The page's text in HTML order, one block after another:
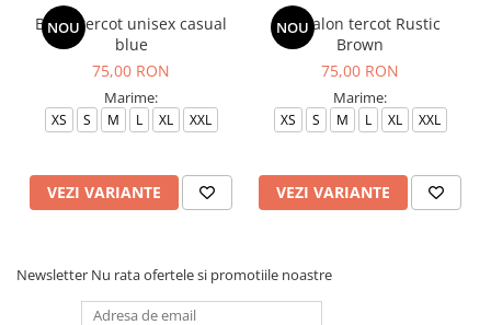
NOU
Bluza tercot unisex casual
blue
75,00 RON
Marime:
XS S M L XL XXL
VEZI VARIANTE
NOU
Pantalon tercot Rustic
Brown
75,00 RON
Marime:
XS S M L XL XXL
VEZI VARIANTE
Newsletter Nu rata ofertele si promotiile noastre